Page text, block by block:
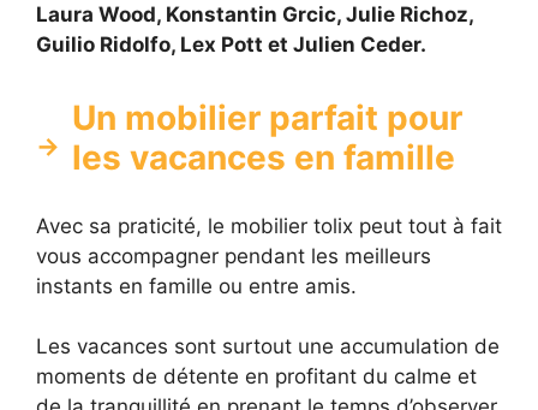
Laura Wood, Konstantin Grcic, Julie Richoz,
Guilio Ridolfo, Lex Pott et Julien Ceder.
Un mobilier parfait pour
les vacances en famille
Avec sa praticité, le mobilier tolix peut tout à fait
vous accompagner pendant les meilleurs
instants en famille ou entre amis.
Les vacances sont surtout une accumulation de
moments de détente en profitant du calme et